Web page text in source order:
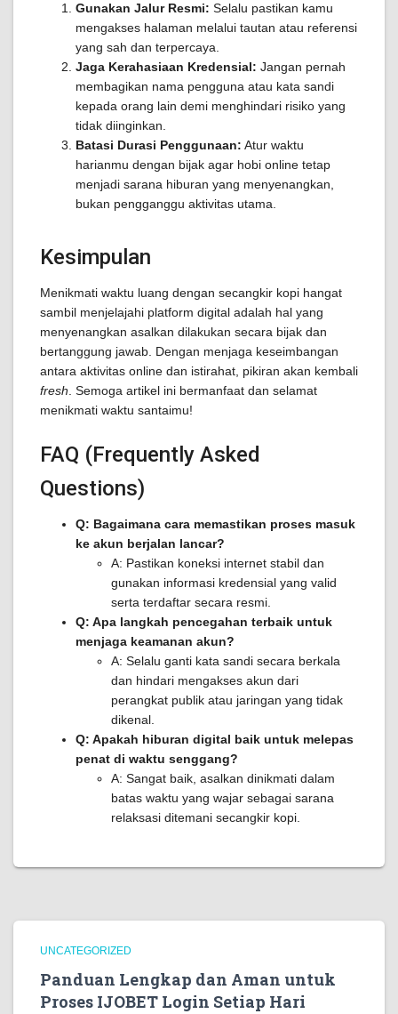
Gunakan Jalur Resmi: Selalu pastikan kamu
mengakses halaman melalui tautan atau referensi
yang sah dan terpercaya.
Jaga Kerahasiaan Kredensial: Jangan pernah
membagikan nama pengguna atau kata sandi
kepada orang lain demi menghindari risiko yang
tidak diinginkan.
Batasi Durasi Penggunaan: Atur waktu
harianmu dengan bijak agar hobi online tetap
menjadi sarana hiburan yang menyenangkan,
bukan pengganggu aktivitas utama.
Kesimpulan
Menikmati waktu luang dengan secangkir kopi hangat
sambil menjelajahi platform digital adalah hal yang
menyenangkan asalkan dilakukan secara bijak dan
bertanggung jawab. Dengan menjaga keseimbangan
antara aktivitas online dan istirahat, pikiran akan kembali
fresh. Semoga artikel ini bermanfaat dan selamat
menikmati waktu santaimu!
FAQ (Frequently Asked
Questions)
Q: Bagaimana cara memastikan proses masuk
ke akun berjalan lancar?
A: Pastikan koneksi internet stabil dan
gunakan informasi kredensial yang valid
serta terdaftar secara resmi.
Q: Apa langkah pencegahan terbaik untuk
menjaga keamanan akun?
A: Selalu ganti kata sandi secara berkala
dan hindari mengakses akun dari
perangkat publik atau jaringan yang tidak
dikenal.
Q: Apakah hiburan digital baik untuk melepas
penat di waktu senggang?
A: Sangat baik, asalkan dinikmati dalam
batas waktu yang wajar sebagai sarana
relaksasi ditemani secangkir kopi.
UNCATEGORIZED
Panduan Lengkap dan Aman untuk
Proses IJOBET Login Setiap Hari